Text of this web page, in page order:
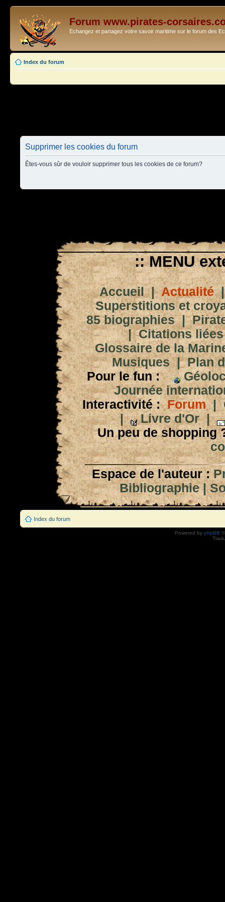
Forum www.pirates-
Echangez et partagez votre savoir maritime sur le forum des
Index du forum
Supprimer les cookies du forum
Êtes-vous sûr de vouloir supprimer tous les cookies de ce forum?
:: MENU
Accueil|Actualité
Superstitions et
85 biographies|
|Citations
Glossaire de la
Musiques|Plan
Pour le fun :
Journée
Interactivité : Forum|
|
Livre d'Or|
Un peu de shopping
Espace de l'auteur :
Bibliographie|
Index du forum
Powered by phpBB